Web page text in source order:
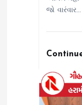
જો વારંવાર…